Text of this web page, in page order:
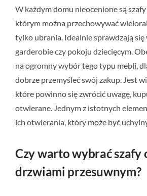
W każdym domu nieocenione są
którym można przechowywać
tylko ubrania. Idealnie sprawdzają się
garderobie czy pokoju dziecięcym.
na ogromny wybór tego typu mebli,
dobrze przemyśleć swój zakup. Jest
które powinno się zwrócić uwagę,
otwierane. Jednym z istotnych
ich otwierania, który może być
Czy warto wybrać szafy
drzwiami przesuwnym?